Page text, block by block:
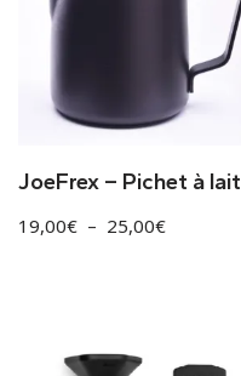
JoeFrex – Pichet à lait
19,00€ – 25,00€